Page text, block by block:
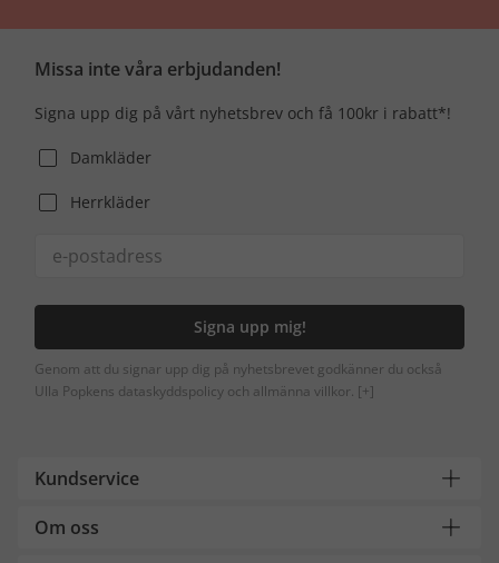
Missa inte våra erbjudanden!
Signa upp dig på vårt nyhetsbrev och få 100kr i rabatt*!
Damkläder
Herrkläder
Signa upp mig!
Genom att du signar upp dig på nyhetsbrevet godkänner du också
Ulla Popkens dataskyddspolicy och allmänna villkor. [+]
Kundservice
Om oss